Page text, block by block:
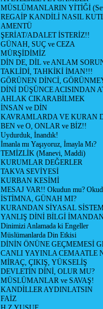
MÜSLÜMANLARIN YİTİĞİ
REGAİP KANDİLİ NASIL
AMENTÜ
ŞERİAT/ADALET İSTERİZ!!
GÜNAH, SUÇ ve CEZA
MÜRŞİDİMİZ
DİN DE, DİL ve ANLAM
TAKLİDİ, TAHKİKİ İMAN!!!
GÖRÜNEN DİNCİ,
DİNİ DÜŞÜNCE ACISINDAN
AHLAK CIKARABİLMEK
İNSAN ve DİN
KAVRAMLARDA VE KURAN
BEN ve O, ONLAR ve BİZ!!
Uydurduk, İnandık!
İmanla mı Yaşıyoruz, İmayla Mı?
TEMİZLİK (Manevi, Maddi)
KURUMLAR DEĞERLER
TAKVA SEVİYESİ
KURBAN KESİMİ
MESAJ VAR!! Okudun mu?
İSTİMNA, GÜNAH MI?
KURANDAN SİYASAL
YANLIŞ DİNİ BİLGİ
Dinimizi Anlamada ki Engeller
Müslümanlarda Din Etkisi
DİNİN ÖNÜNE GEÇMEMESİ
CANLI YAYINLA CEMAATLE
MİRAÇ, ÇIKIŞ, YÜKSELİŞ
DEVLETİN DİNİ, OLUR MU?
MÜSLÜMANLAR ve SAVAŞ!
KANDİLLER AYDINLATSIN
FAİZ